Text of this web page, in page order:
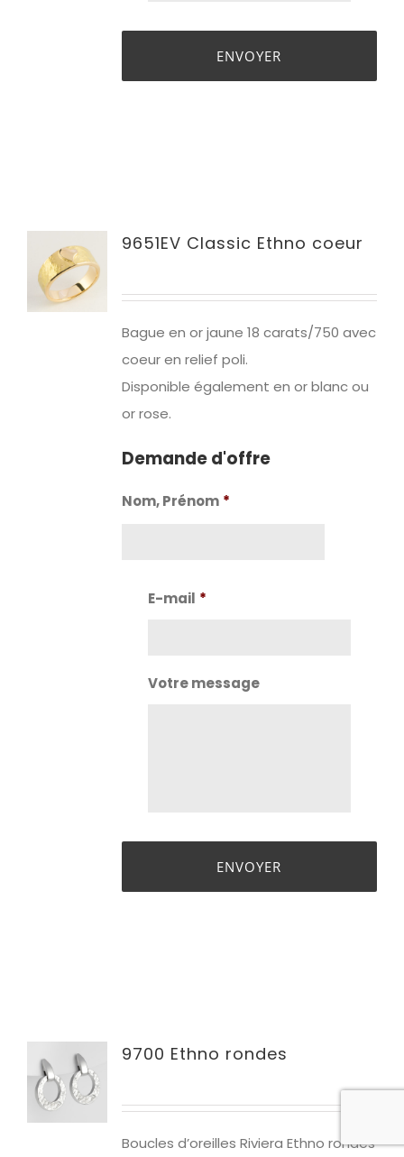
9651EV Classic Ethno coeur
Bague en or jaune 18 carats/750 avec
coeur en relief poli.
Disponible également en or blanc ou
or rose.
Demande d'offre
Nom, Prénom *
E-mail *
Votre message
9700 Ethno rondes
Boucles d’oreilles Riviera Ethno rondes